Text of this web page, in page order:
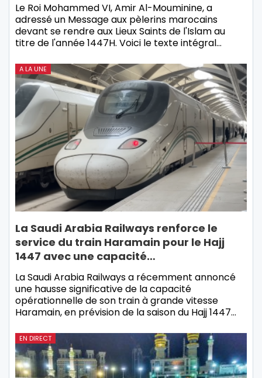
Le Roi Mohammed VI, Amir Al-Mouminine, a
adressé un Message aux pèlerins marocains
devant se rendre aux Lieux Saints de l'Islam au
titre de l'année 1447H. Voici le texte intégral…
A LA UNE
La Saudi Arabia Railways renforce le
service du train Haramain pour le Hajj
1447 avec une capacité…
La Saudi Arabia Railways a récemment annoncé
une hausse significative de la capacité
opérationnelle de son train à grande vitesse
Haramain, en prévision de la saison du Hajj 1447…
EN DIRECT